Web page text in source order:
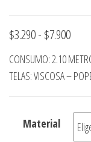
$3.290- $7.900Rango
de
CONSUMO: 2.10
TELAS: VISCOSA –
Material